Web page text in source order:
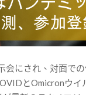
会にされ、対面で
とOmicronウ